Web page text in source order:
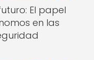
El papel
en las